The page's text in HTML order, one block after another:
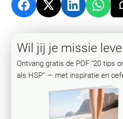
Wil jij je missie
Ontvang gratis de PDF “20 tips
als HSP” — met inspiratie en